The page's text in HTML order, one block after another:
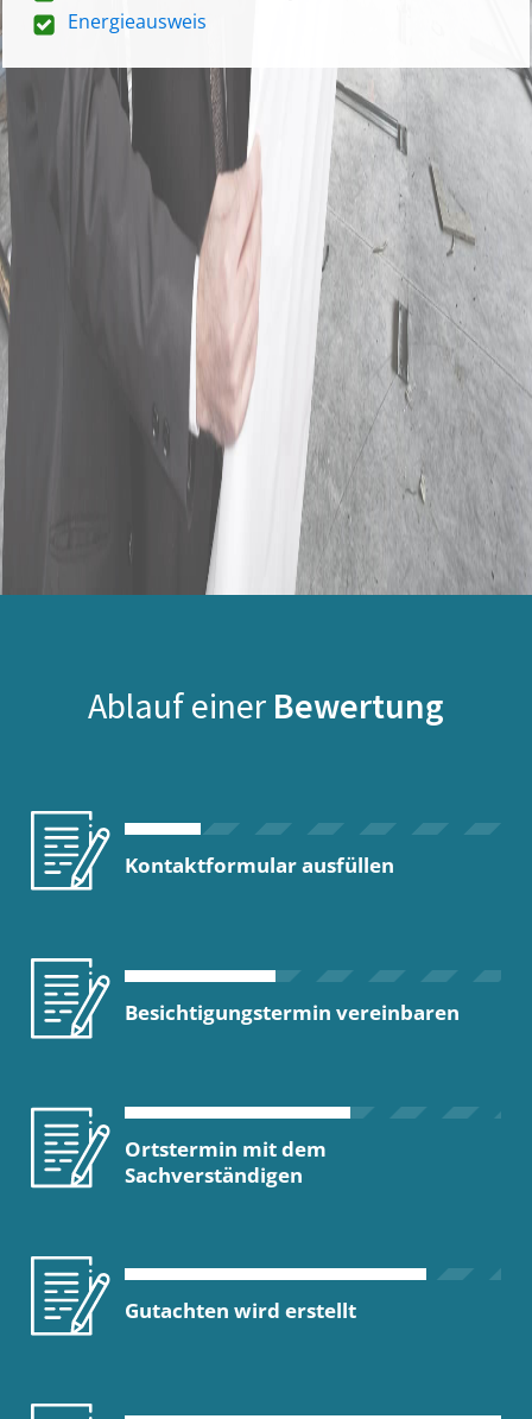
Energieausweis
Ablauf einer Bewertung
Kontaktformular ausfüllen
Besichtigungstermin vereinbaren
Ortstermin mit dem
Sachverständigen
Gutachten wird erstellt